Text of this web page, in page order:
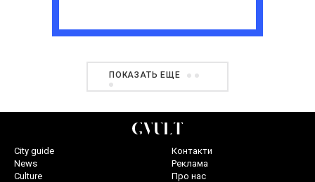
ПОКАЗАТЬ ЕЩЕ
City guide
News
Culture
Контакти
Реклама
Про нас